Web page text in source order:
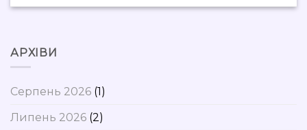
АРХІВИ
Серпень 2026 (1)
Липень 2026 (2)